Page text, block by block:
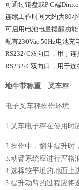
可通过键盘或P C端
连续工作时间大约为80
可启用电池电量提醒功能
配有230Vac 50Hz电池
RS232/C双向口，用于
RS232/C双向口，用于
地牛带称重 叉车秤
电子叉车秤操作环境
1.叉车电子秤在使用时
2.操作中，翻斗提升时
3.动臂系统应进行严格
4.选择较平坦的地面上
5.提升动臂的过程应将